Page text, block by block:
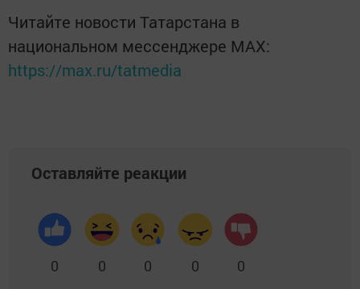
Читайте новости Татарстана в
национальном мессенджере MАХ:
https://max.ru/tatmedia
Оставляйте реакции
0 0 0 0 0